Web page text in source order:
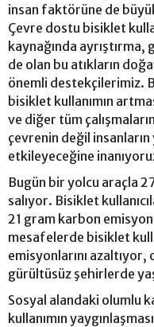
insan faktörüne de
Çevre dostu bisiklet
kaynağında
de olan bu atıkların
önemli destekçilerimiz.
bisiklet kullanımın
ve diğer tüm
çevrenin değil
etkileyeceğine
Bugün bir yolcu araçla
salıyor. Bisiklet
21 gram karbon
mesafelerde bisiklet
emisyonlarını
gürültüsüz şehirlerde
Sosyal alandaki olumlu
kullanımın